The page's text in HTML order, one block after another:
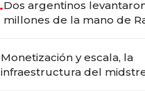
Dos argentinos
millones de la mano de
Monetización y escala, la
infraestructura del